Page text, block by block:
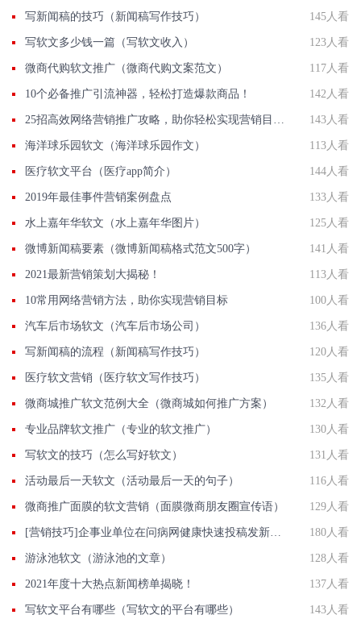
写新闻稿的技巧（新闻稿写作技巧） 145人看
写软文多少钱一篇（写软文收入） 123人看
微商代购软文推广（微商代购文案范文） 117人看
10个必备推广引流神器，轻松打造爆款商品！ 142人看
143人看
海洋球乐园软文（海洋球乐园作文） 113人看
医疗软文平台（医疗app简介） 144人看
2019年最佳事件营销案例盘点 133人看
水上嘉年华软文（水上嘉年华图片） 125人看
微博新闻稿要素（微博新闻稿格式范文500字） 141人看
2021最新营销策划大揭秘！ 113人看
10常用网络营销方法，助你实现营销目标 100人看
汽车后市场软文（汽车后市场公司） 136人看
写新闻稿的流程（新闻稿写作技巧） 120人看
医疗软文营销（医疗软文写作技巧） 135人看
微商城推广软文范例大全（微商城如何推广方案） 132人看
专业品牌软文推广（专业的软文推广） 130人看
写软文的技巧（怎么写好软文） 131人看
活动最后一天软文（活动最后一天的句子） 116人看
微商推广面膜的软文营销（面膜微商朋友圈宣传语） 129人看
180人看
游泳池软文（游泳池的文章） 128人看
2021年度十大热点新闻榜单揭晓！ 137人看
写软文平台有哪些（写软文的平台有哪些） 143人看